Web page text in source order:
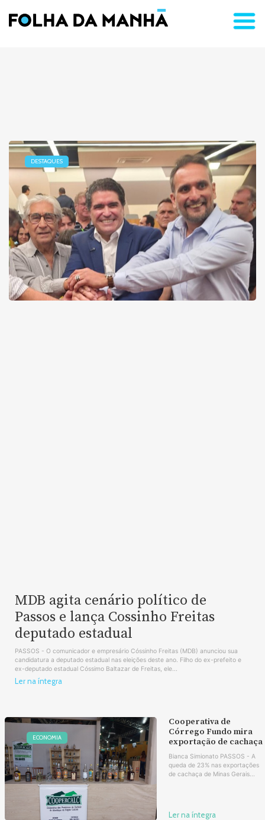
DESTAQUES
MDB agita cenário político de
Passos e lança Cossinho Freitas
deputado estadual
PASSOS - O comunicador e empresário Cóssinho Freitas (MDB) anunciou sua
candidatura a deputado estadual nas eleições deste ano. Filho do ex-prefeito e
ex-deputado estadual Cóssimo Baltazar de Freitas, ele...
Ler na íntegra
ECONOMIA
Cooperativa de
Córrego Fundo mira
exportação de cachaça
Bianca Simionato PASSOS - A
queda de 23% nas exportações
de cachaça de Minas Gerais...
Ler na íntegra